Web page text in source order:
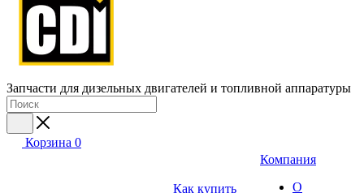
Запчасти для дизельных двигателей и топливной аппаратуры
Корзина 0
Как купить
Компания
О